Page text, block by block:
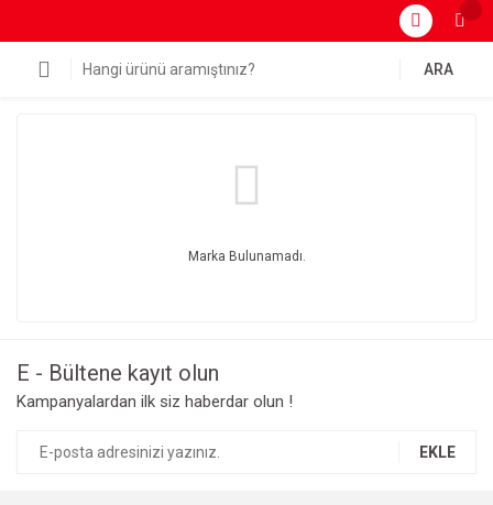
ARA
Marka Bulunamadı.
E - Bültene kayıt olun
Kampanyalardan ilk siz haberdar olun !
EKLE